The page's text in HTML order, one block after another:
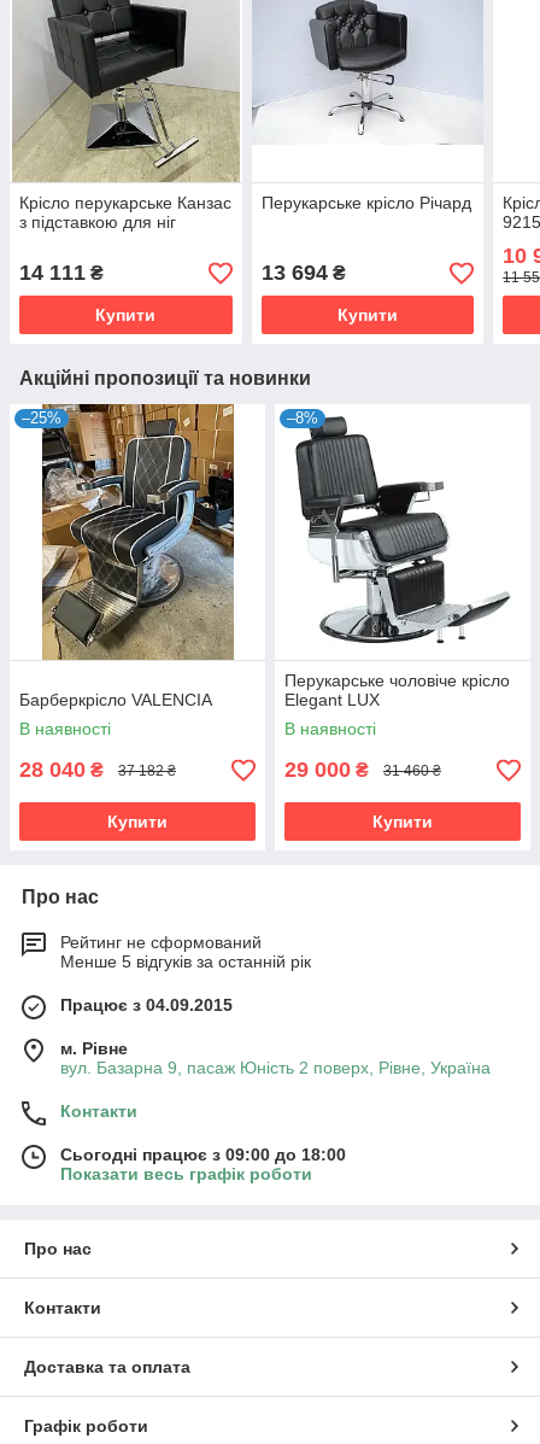
Крісло перукарське Канзас
з підставкою для ніг
14 111 ₴
Купити
Перукарське крісло Річард
13 694₴
Купити
10
11
Акційні пропозиції та новинки
–25%
Барберкрісло VALENCIA
В наявності
28 040 ₴ 37 182 ₴
Купити
–8%
Перукарське чоловіче крісло
Elegant LUX
В наявності
29 000 ₴ 31 460 ₴
Купити
Про нас
Рейтинг не сформований
Менше 5 відгуків за останній рік
Працює з 04.09.2015
м. Рівне
вул. Базарна 9, пасаж Юність 2 поверх, Рівне, Україна
Контакти
Сьогодні працює з 09:00 до 18:00
Показати весь графік роботи
Про нас
Контакти
Доставка та оплата
Графік роботи